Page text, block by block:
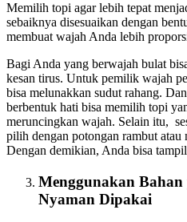
Memilih topi agar lebih tepat
sebaiknya disesuaikan dengan
membuat wajah Anda lebih
Bagi Anda yang berwajah bulat
kesan tirus. Untuk pemilik wajah
bisa melunakkan sudut rahang.
berbentuk hati bisa memilih topi
meruncingkan wajah. Selain itu,
pilih dengan potongan rambut
Dengan demikian, Anda bisa
Menggunakan
Nyaman Dipakai